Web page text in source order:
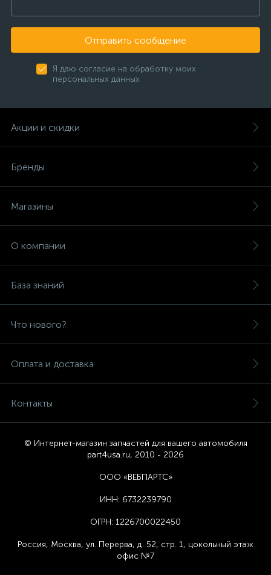
Отправить сообщение
Я даю согласие на обработку моих
персональных данных
Акции и скидки
Бренды
Магазины
О компании
База знаний
Что нового?
Оплата и доставка
Контакты
© Интернет-магазин запчастей для вашего автомобиля
part4usa.ru, 2010 - 2026
ООО «ВЕБПАРТС»
ИНН: 6732239790
ОГРН: 1226700022450
Россия, Москва, ул. Перерва, д. 52, стр. 1, цокольный этаж
офис №7